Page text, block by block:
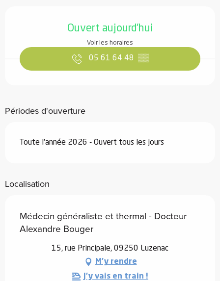
Ouvert aujourd'hui
Voir les horaires
05 61 64 48 ▒▒
Périodes d'ouverture
Toute l'année 2026 - Ouvert tous les jours
Localisation
Médecin généraliste et thermal - Docteur
Alexandre Bouger
15, rue Principale, 09250 Luzenac
M'y rendre
J'y vais en train !